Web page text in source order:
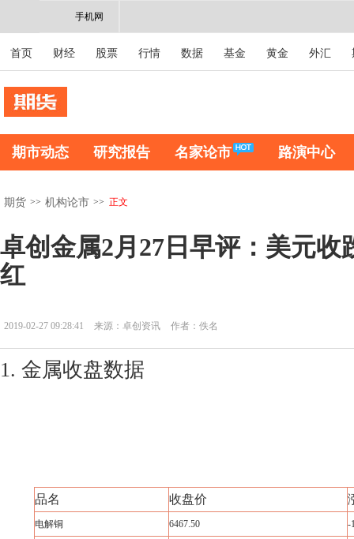
手机网
首页 财经 股票 行情 数据 基金 黄金 外汇
期市动态 研究报告 名家论市 路演中心
期货 >> 机构论市 >> 正文
卓创金属2月27日早评：美元
红
2019-02-27 09:28:41 来源：卓创资讯 作者：佚名
1. 金属收盘数据
品名 收盘价
电解铜 6467.50 -